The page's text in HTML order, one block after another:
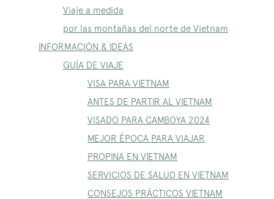
Viaje a medida
por las montañas del norte de Vietnam
INFORMACIÓN & IDEAS
GUÍA DE VIAJE
VISA PARA VIETNAM
ANTES DE PARTIR AL VIETNAM
VISADO PARA CAMBOYA 2024
MEJOR ÉPOCA PARA VIAJAR
PROPINA EN VIETNAM
SERVICIOS DE SALUD EN VIETNAM
CONSEJOS PRÁCTICOS VIETNAM